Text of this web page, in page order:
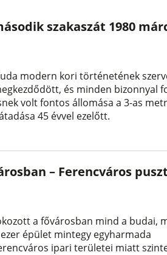
szakaszát 1980
modern kori történetének
és minden bizonnyal
volt fontos állomása a 3-as
45 évvel ezelőtt.
– Ferencváros
a fővárosban mind a budai,
épület mintegy egyharmada
ipari területei miatt